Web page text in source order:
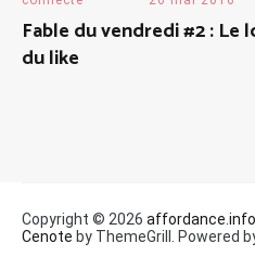
Fable du vendredi #2 : Le
du like
Copyright © 2026 affordance.info
Cenote by ThemeGrill. Powered